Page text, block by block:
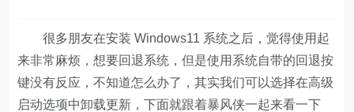
很多朋友在安装 Windows11 系统之后，觉得使用起
来非常麻烦，想要回退系统，但是使用系统自带的回退按
键没有反应，不知道怎么办了，其实我们可以选择在高级
启动选项中卸载更新，下面就跟着暴风侠一起来看一下